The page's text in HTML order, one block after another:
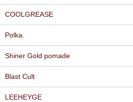
COOLGREASE
Polka.
Shiner Gold pomade
Blast Cult
LEEHEYGE